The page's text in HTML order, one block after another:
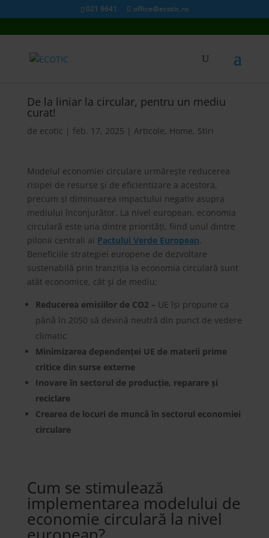
021 9641 office@ecotic.ro
De la liniar la circular, pentru un mediu
curat!
de ecotic | feb. 17, 2025 | Articole, Home, Stiri
Modelul economiei circulare urmărește reducerea
risipei de resurse și de eficientizare a acestora,
precum și diminuarea impactului negativ asupra
mediului înconjurător. La nivel european, economia
circulară este una dintre priorități, fiind unul dintre
pilonii centrali ai Pactului Verde European.
Beneficiile strategiei europene de dezvoltare
sustenabilă prin tranziția la economia circulară sunt
atât economice, cât și de mediu:
Reducerea emisiilor de CO2 – UE își propune ca
până în 2050 să devină neutră din punct de vedere
climatic
Minimizarea dependenței UE de materii prime
critice din surse externe
Inovare în sectorul de producție, reparare și
reciclare
Crearea de locuri de muncă în sectorul economiei
circulare
Cum se stimulează
implementarea modelului de
economie circulară la nivel